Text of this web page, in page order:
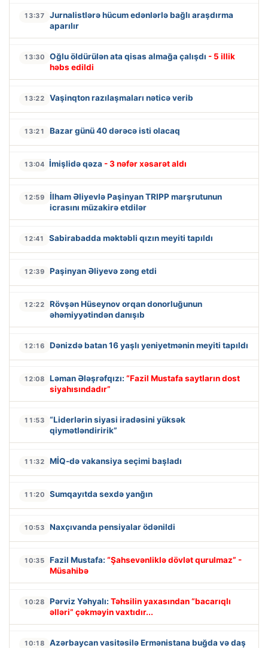
13:37
Jurnalistlərə hücum edənlərlə bağlı araşdırma
aparılır
13:30 Oğlu öldürülən ata qisas almağa çalışdı - 5 illik
həbs edildi
13:22 Vaşinqton razılaşmaları nəticə verib
13:21 Bazar günü 40 dərəcə isti olacaq
13:04 İmişlidə qəza - 3 nəfər xəsarət aldı
12:59
İlham Əliyevlə Paşinyan TRIPP marşrutunun
icrasını müzakirə etdilər
12:41 Sabirabadda məktəbli qızın meyiti tapıldı
12:39 Paşinyan Əliyevə zəng etdi
12:22
Rövşən Hüseynov orqan donorluğunun
əhəmiyyətindən danışıb
12:16 Dənizdə batan 16 yaşlı yeniyetmənin meyiti tapıldı
12:08 Ləman Ələşrəfqızı: “Fazil Mustafa saytların dost
siyahısındadır”
11:53
“Liderlərin siyasi iradəsini yüksək
qiymətləndiririk”
11:32 MİQ-də vakansiya seçimi başladı
11:20 Sumqayıtda sexdə yanğın
10:53 Naxçıvanda pensiyalar ödənildi
10:35 Fazil Mustafa: “Şahsevənliklə dövlət qurulmaz” -
Müsahibə
10:28 Pərviz Yəhyalı: Təhsilin yaxasından “bacarıqlı
əlləri” çəkməyin vaxtıdır...
10:18 Azərbaycan vasitəsilə Ermənistana buğda və daş